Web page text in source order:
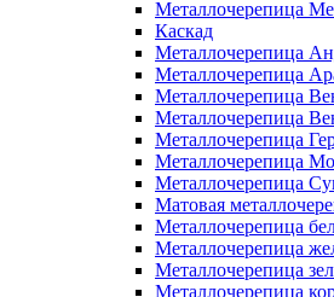
Металлочерепица
Каскад
Металлочерепица
Металлочерепица
Металлочерепица
Металлочерепица
Металлочерепица
Металлочерепица
Металлочерепица
Матовая
Металлочерепица
Металлочерепица
Металлочерепица
Металлочерепица